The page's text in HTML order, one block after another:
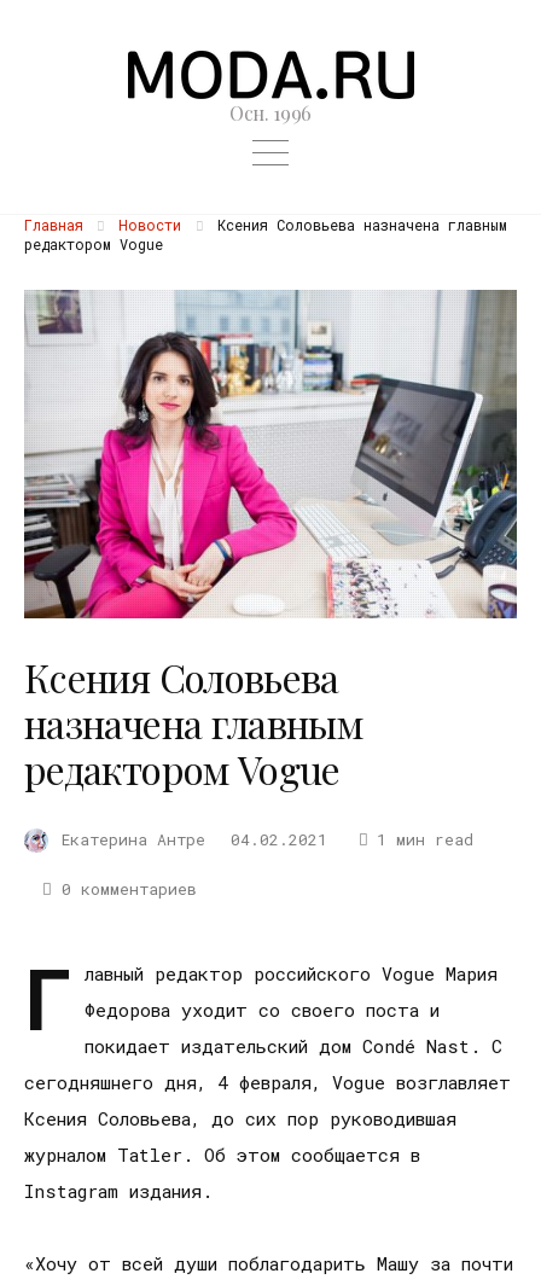
Осн. 1996
Главная Новости
Ксения Соловьева назначена главным
редактором Vogue
Ксения Соловьева
назначена главным
редактором Vogue
Екатерина Антре 04.02.2021 1 мин read
0 комментариев
Г
лавный редактор российского Vogue Мария
Федорова уходит со своего поста и
покидает издательский дом Condé Nast. С
сегодняшнего дня, 4 февраля, Vogue возглавляет
Ксения Соловьева, до сих пор руководившая
журналом Tatler. Об этом сообщается в
Instagram издания.
«Хочу от всей души поблагодарить Машу за почти